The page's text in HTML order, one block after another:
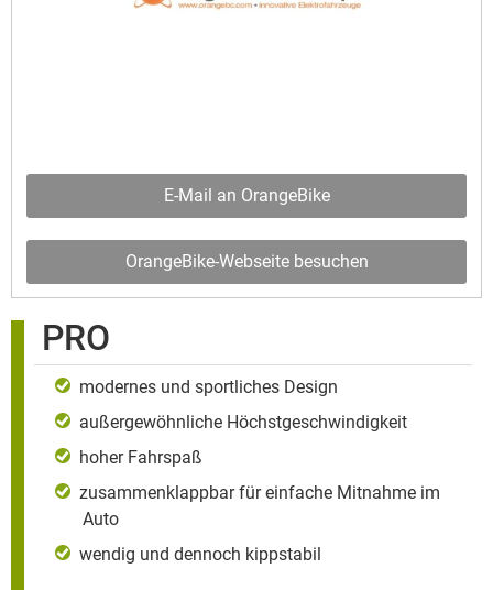
E-Mail an OrangeBike
OrangeBike-Webseite besuchen
PRO
modernes und sportliches Design
außergewöhnliche Höchstgeschwindigkeit
hoher Fahrspaß
zusammenklappbar für einfache Mitnahme im
Auto
wendig und dennoch kippstabil